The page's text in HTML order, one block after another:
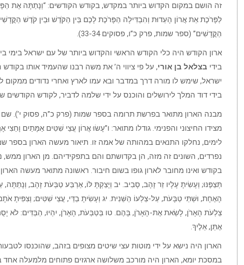
זה הושם במקום הקדוש ביותר במקדש, בקודש הקודשים: “וְנָתַתָּה אֶת
לַפָּרֹכֶת אֵת אֲרוֹן הָעֵדוּת וְהִבְדִּילָה הַפָּרֹכֶת לָכֶם בֵּין הַקֹּדֶשׁ וּבֵין קֹדֶשׁ
הַקֳּדָשִׁים” (ספר שמות, פרק כ”ו, פסוקים 33-34).
ארון הקודש היה כלי הקודש הראשי והקדוש ביותר של עם ישראל בימי
בידי בצלאל בן אורי, על פי ציווי ה’ את משה רבנו שהעמיד אותו
ישראל, שימש לו מורה דרך במדבר ובא עמו לארץ ואחרי נדודים
בידי דוד המלך לירושלים והוכנס על ידי שלמה לדביר, לקודש הקודשים
מבנה הארון מתואר בפרשת תרומה בספר שמות (פרק כ”ה, פסוק י’).
מצידו החיצוני והפנימי. גודלו מתואר: ו”עָשׂוּ אֲרוֹן עֲצֵי שִׁטִּים אַמָּתַיִם
לימים, נחלקו התנאים במהותה של אמה זו. תיאור מעשה הארון בספר
נפרדים, השונים זה מזה, הן בקדושתם והם בתפקידיהם. מן הארון
בקודש ואינו מחובר לארון גופו בשום חיבור. ראשונה מתואר מעשה
תְּצַפֶּנּוּ; וְעָשִׂיתָ עָלָיו זֵר זָהָב, סָבִיב. יב וְיָצַקְתָּ לּוֹ, אַרְבַּע טַבְּעֹת זָהָב,
הָאֶחָת, וּשְׁתֵּי טַבָּעֹת, עַל-צַלְעוֹ הַשֵּׁנִית. יג וְעָשִׂיתָ בַדֵּי, עֲצֵי שִׁטִּים; וְצִפִּיתָ
צַלְעֹת הָאָרֹן, לָשֵׂאת אֶת-הָאָרֹן, בָּהֶם. טו בְּטַבְּעֹת, הָאָרֹן, יִהְיוּ, הַבַּדִּים: לֹא
אֶתֵּן, אֵלֶיךָ.
הארון היה נישא על ידי מוטות עצי שיטים מצופים בזהב, שהוכנסו
במסכת יומא‏, הארון היה מורכב משלושה ארגזים פתוחים מלמעלה אחד